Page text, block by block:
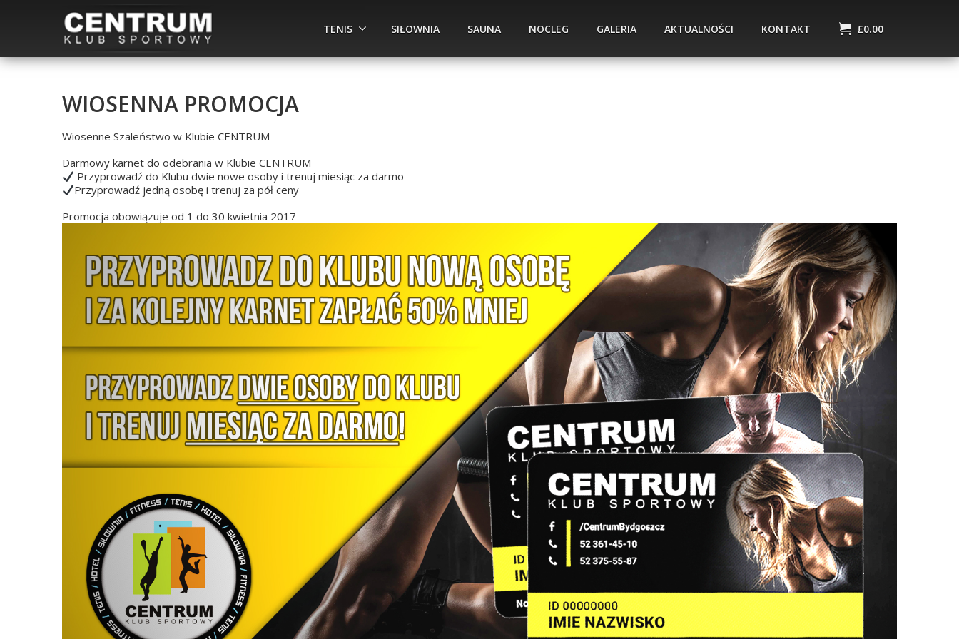
TENIS SIŁOWNIA SAUNA NOCLEG GALERIA AKTUALNOŚCI KONTAKT £0.00
WIOSENNA PROMOCJA
Wiosenne Szaleństwo w Klubie CENTRUM
Darmowy karnet do odebrania w Klubie CENTRUM
Przyprowadź do Klubu dwie nowe osoby i trenuj miesiąc za darmo
Przyprowadź jedną osobę i trenuj za pół ceny
Promocja obowiązuje od 1 do 30 kwietnia 2017